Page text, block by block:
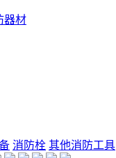
器材
消防栓 其他消防工具